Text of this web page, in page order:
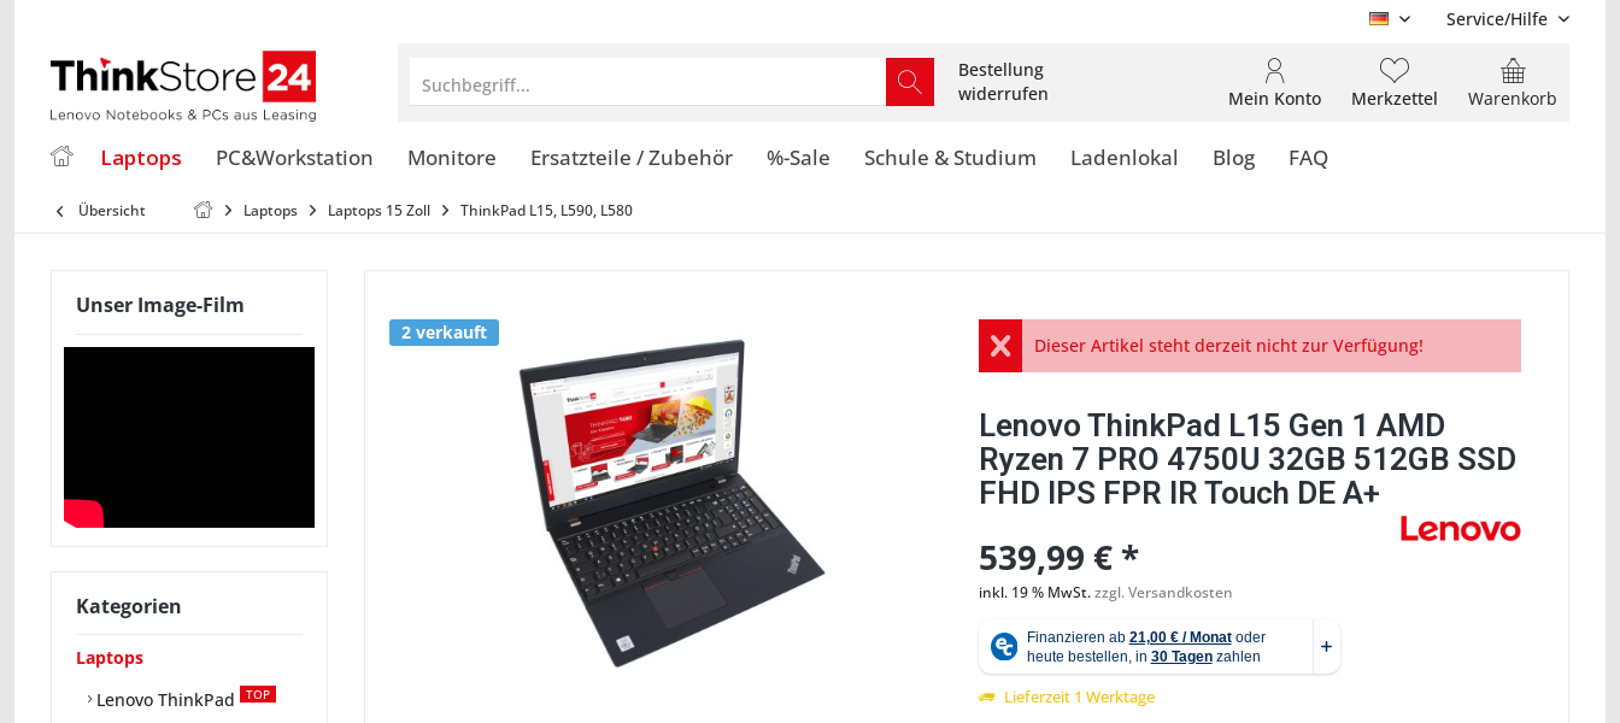
DE Service/Hilfe
Suchbegriff...
Bestellung
widerrufen
Warenkorb
Merkzettel
Mein Konto
Laptops PC&Workstation Monitore Ersatzteile / Zubehör %-Sale Schule & Studium Ladenlokal Blog FAQ
Übersicht Laptops Laptops 15 Zoll ThinkPad L15, L590, L580
Unser Image-Film
Kategorien
Laptops
Lenovo ThinkPad
TOP
2 verkauft
Abbildung ähnlich
Dieser Artikel steht derzeit nicht zur Verfügung!
Lenovo ThinkPad L15 Gen 1 AMD
Ryzen 7 PRO 4750U 32GB 512GB SSD
FHD IPS FPR IR Touch DE A+
539,99 € *
inkl. 19 % MwSt.zzgl. Versandkosten
Lieferzeit 1 Werktage